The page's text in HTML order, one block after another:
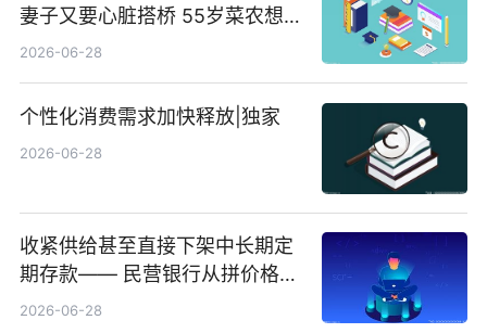
妻子又要心脏搭桥 55岁菜农想
多卖点菜筹治病钱
2026-06-28
个性化消费需求加快释放|独家
2026-06-28
收紧供给甚至直接下架中长期定
期存款—— 民营银行从拼价格转
向拼服务
2026-06-28